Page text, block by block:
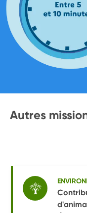
Autres